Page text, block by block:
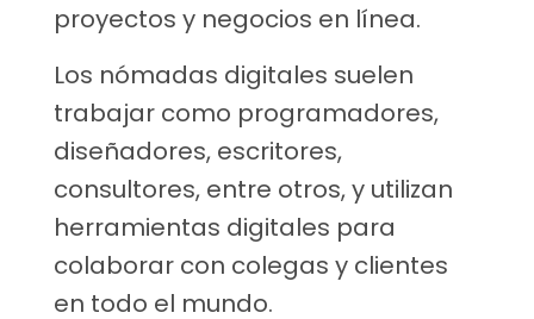
proyectos y negocios en línea.
Los nómadas digitales suelen
trabajar como programadores,
diseñadores, escritores,
consultores, entre otros, y utilizan
herramientas digitales para
colaborar con colegas y clientes
en todo el mundo.